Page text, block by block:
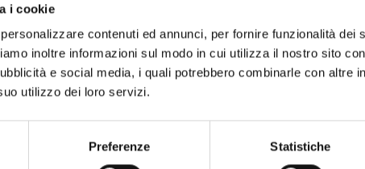
i cookie
contenuti ed annunci, per fornire funzionalità dei
inoltre informazioni sul modo in cui utilizza il nostro sito
e social media, i quali potrebbero combinarle con altre
utilizzo dei loro servizi.
Preferenze Statistiche